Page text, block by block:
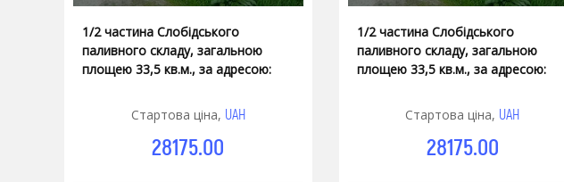
1/2 частина Слобідського
паливного складу, загальною
площею 33,5 кв.м., за адресою:
смт. Слобідка, вул. Вокзальна, 29-
Стартова ціна, UAH
28175.00
1/2 частина Слобідського
паливного складу, загальною
площею 33,5 кв.м., за адресою:
смт. Слобідка, вул. Вокзальна, 29-
Стартова ціна, UAH
28175.00